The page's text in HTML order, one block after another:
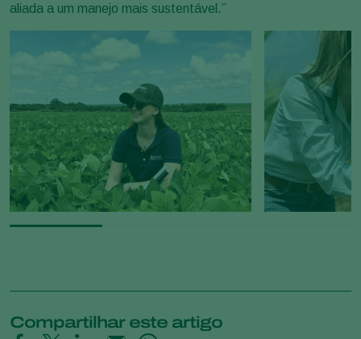
aliada a um manejo mais sustentável.”
Compartilhar este artigo